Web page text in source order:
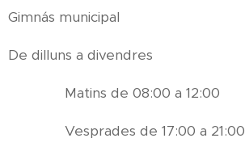
Gimnás municipal
De dilluns a divendres
Matins de 08:00 a 12:00
Vesprades de 17:00 a 21:00